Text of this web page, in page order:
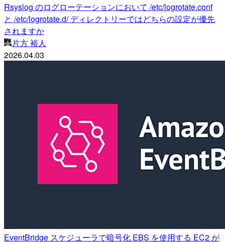
Rsyslog のログローテーションにおいて /etc/logrotate.conf
と /etc/logrotate.d/ ディレクトリーではどちらの設定が優先
されますか
片方 裕人
2026.04.03
EventBridge スケジューラで暗号化 EBS を使用する EC2 が